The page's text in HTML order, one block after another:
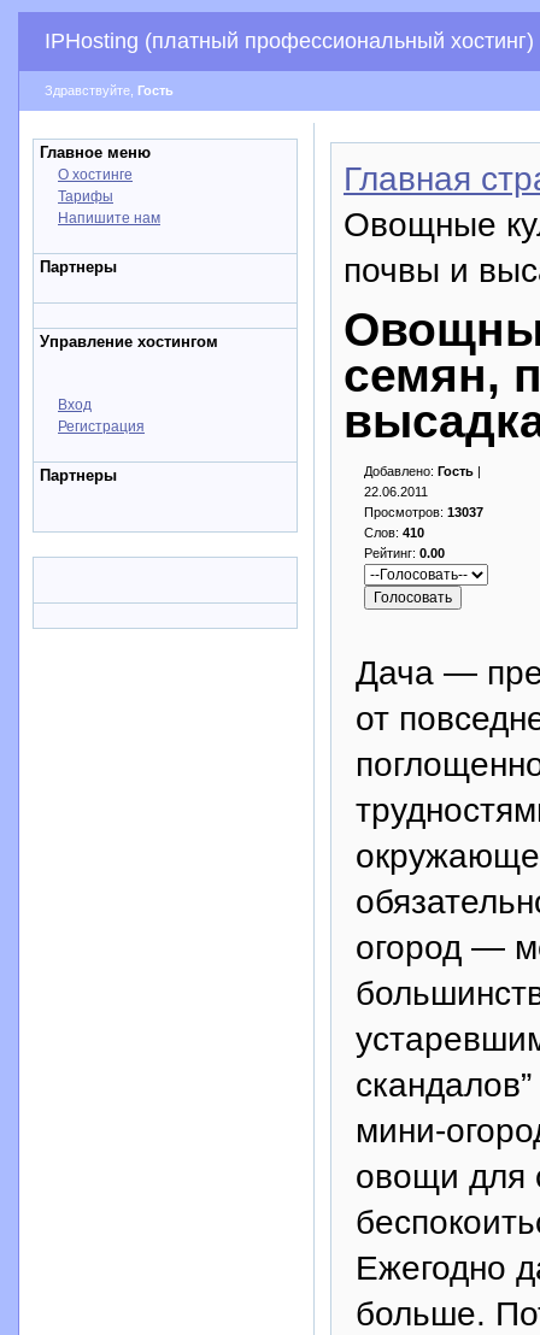
IPHosting (платный профессиональный хостинг)
Здравствуйте, Гость
Главное меню
О хостинге
Тарифы
Напишите нам
Партнеры
Управление хостингом
Вход
Регистрация
Партнеры
Главная
Овощные
почвы и
семян,
Добавлено: Гость |
22.06.2011
Просмотров: 13037
Слов: 410
Рейтинг: 0.00
Дача —
от
огород —
мини-
овощи для
Ежегодно
больше.